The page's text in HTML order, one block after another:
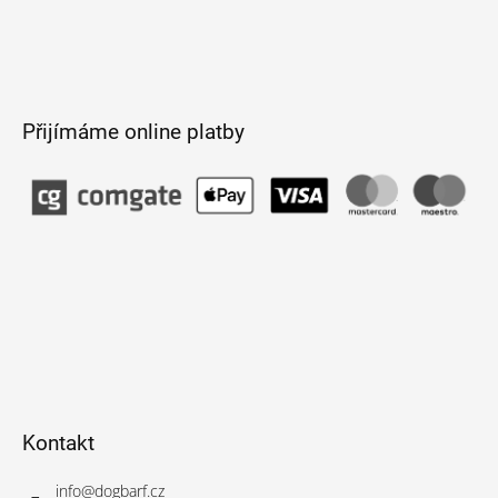
Přijímáme online platby
Kontakt
info@dogbarf.cz